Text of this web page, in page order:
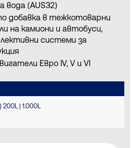
вода (AUS32)
добавка в тежкотоварни
на камиони и автобуси,
системи за
Евро IV, V и VI
200L | 1.000L